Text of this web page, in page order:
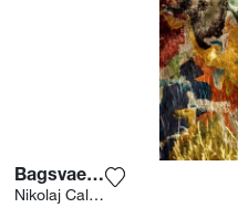
Bagsvaerd #2
Nikolaj Callesen